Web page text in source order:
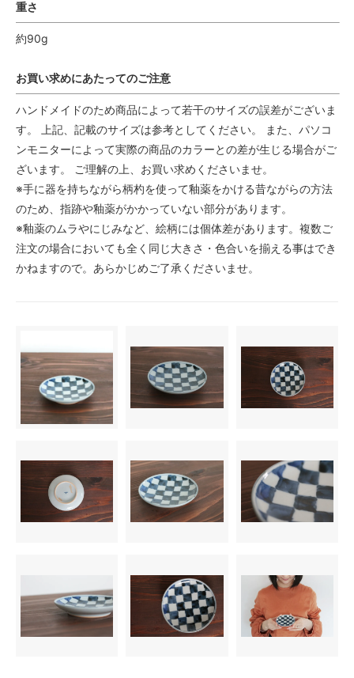
重さ
約90g
お買い求めにあたってのご注意
ハンドメイドのため商品によって若干のサイズの誤差がございま
す。 上記、記載のサイズは参考としてください。 また、パソコ
ンモニターによって実際の商品のカラーとの差が生じる場合がご
ざいます。 ご理解の上、お買い求めくださいませ。
※手に器を持ちながら柄杓を使って釉薬をかける昔ながらの方法
のため、指跡や釉薬がかかっていない部分があります。
※釉薬のムラやにじみなど、絵柄には個体差があります。複数ご
注文の場合においても全く同じ大きさ・色合いを揃える事はでき
かねますので。あらかじめご了承くださいませ。